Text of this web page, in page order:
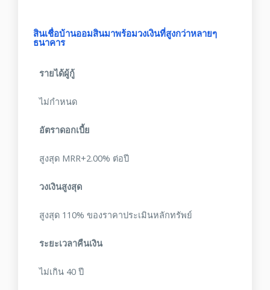
สินเชื่อบ้านออมสินมาพร้อมวงเงินที่สูงกว่าหลายๆ
ธนาคาร
รายได้ผู้กู้
ไม่กำหนด
อัตราดอกเบี้ย
สูงสุด MRR+2.00% ต่อปี
วงเงินสูงสุด
สูงสุด 110% ของราคาประเมินหลักทรัพย์
ระยะเวลาคืนเงิน
ไม่เกิน 40 ปี